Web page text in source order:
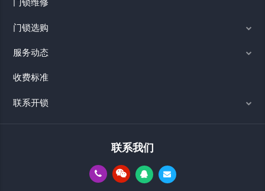
门锁维修
门锁选购
服务动态
收费标准
联系开锁
联系我们